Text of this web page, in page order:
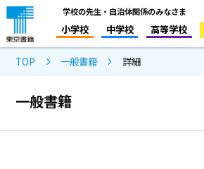
学校の先生・自治体関係のみなさま
小学校 中学校 高等学校
TOP 一般書籍 詳細
一般書籍